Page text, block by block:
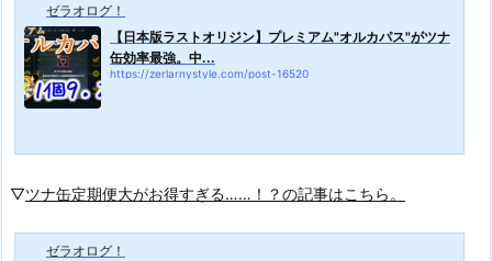
ゼラオログ！
【日本版ラストオリジン】プレミアム"オルカパス"がツナ
缶効率最強。中...
https://zerlarnystyle.com/post-16520
▽ツナ缶定期便大がお得すぎる……！？の記事はこちら。
ゼラオログ！